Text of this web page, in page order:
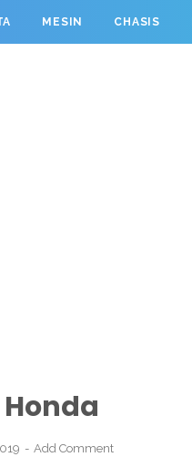
MESIN CHASIS
Add Comment